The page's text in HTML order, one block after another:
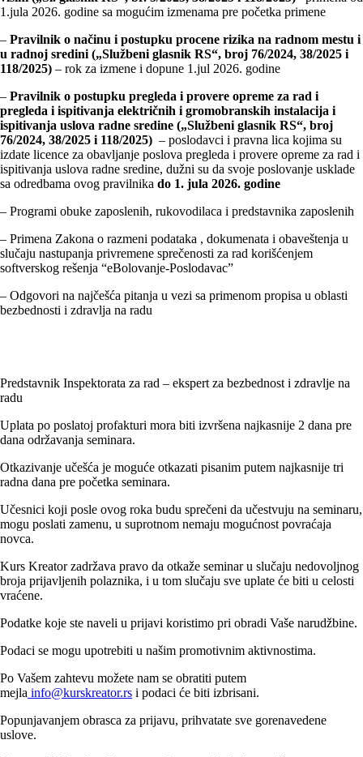
1.jula 2026. godine sa mogućim izmenama pre početka primene
– Pravilnik o načinu i postupku procene rizika na radnom mestu i
u radnoj sredini („Službeni glasnik RS“, broj 76/2024, 38/2025 i
118/2025) – rok za izmene i dopune 1.jul 2026. godine
– Pravilnik o postupku pregleda i provere opreme za rad i
pregleda i ispitivanja električnih i gromobranskih instalacija i
ispitivanja uslova radne sredine („Službeni glasnik RS“, broj
76/2024, 38/2025 i 118/2025) – poslodavci i pravna lica kojima su
izdate licence za obavljanje poslova pregleda i provere opreme za rad i
ispitivanja uslova radne sredine, dužni su da svoje poslovanje usklade
sa odredbama ovog pravilnika do 1. jula 2026. godine
– Programi obuke zaposlenih, rukovodilaca i predstavnika zaposlenih
– Primena Zakona o razmeni podataka , dokumenata i obaveštenja u
slučaju nastupanja privremene sprečenosti za rad korišćenjem
softverskog rešenja “eBolovanje-Poslodavac”
– Odgovori na najčešća pitanja u vezi sa primenom propisa u oblasti
bezbednosti i zdravlja na radu
Predstavnik Inspektorata za rad – ekspert za bezbednost i zdravlje na
radu
Uplata po poslatoj profakturi mora biti izvršena najkasnije 2 dana pre
dana održavanja seminara.
Otkazivanje učešća je moguće otkazati pisanim putem najkasnije tri
radna dana pre početka seminara.
Učesnici koji posle ovog roka budu sprečeni da učestvuju na seminaru,
mogu poslati zamenu, u suprotnom nemaju mogućnost povraćaja
novca.
Kurs Kreator zadržava pravo da otkaže seminar u slučaju nedovoljnog
broja prijavljenih polaznika, i u tom slučaju sve uplate će biti u celosti
vraćene.
Podatke koje ste naveli u prijavi koristimo pri obradi Vaše narudžbine.
Podaci se mogu upotrebiti u našim promotivnim aktivnostima.
Po Vašem zahtevu možete nam se obratiti putem
mejla info@kurskreator.rs i podaci će biti izbrisani.
Popunjavanjem obrasca za prijavu, prihvatate sve gorenavedene
uslove.